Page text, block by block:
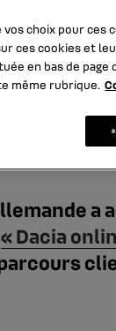
« Dacia
choix pour ces
ces cookies et
en bas de page
même rubrique.